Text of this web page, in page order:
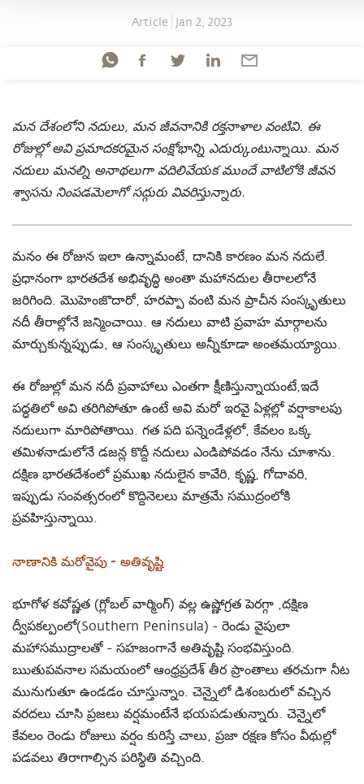
Article Jan 2, 2023
మన దేశంలోని నదులు, మన జీవనానికి రక్తనాళాల వంటివి. ఈ
రోజుల్లో అవి ప్రమాదకరమైన సంక్షోభాన్ని ఎదుర్కుంటున్నాయి. మన
నదులు మనల్ని అనాథలుగా వదిలివేయక ముందే వాటిలోకి జీవన
శ్వాసను నింపడమెలాగో సద్గురు వివరిస్తున్నారు.
మనం ఈ రోజున ఇలా ఉన్నామంటే, దానికి కారణం మన నదులే.
ప్రధానంగా భారతదేశ అభివృద్ధి అంతా మహానదుల తీరాలలోనే
జరిగింది. మొహెంజొదారో, హరప్పా వంటి మన ప్రాచీన సంస్కృతులు
నదీ తీరాల్లోనే జన్మించాయి. ఆ నదులు వాటి ప్రవాహ మార్గాలను
మార్చుకున్నప్పుడు, ఆ సంస్కృతులు అన్నీకూడా అంతమయ్యాయి.
ఈ రోజుల్లో మన నదీ ప్రవాహాలు ఎంతగా క్షీణిస్తున్నాయంటే,ఇదే
పద్ధతిలో అవి తరిగిపోతూ ఉంటే అవి మరో ఇరవై ఏళ్లల్లో వర్షాకాలపు
నదులుగా మారిపోతాయి. గత పది పన్నెండేళ్లలో, కేవలం ఒక్క
తమిళనాడులోనే డజన్ల కొద్దీ నదులు ఎండిపోవడం నేను చూశాను.
దక్షిణ భారతదేశంలో ప్రముఖ నదులైన కావేరి, కృష్ణ, గోదావరి,
ఇప్పుడు సంవత్సరంలో కొద్దినెలలు మాత్రమే సముద్రంలోకి
ప్రవహిస్తున్నాయి.
నాణానికి మరోవైపు - అతివృష్టి
భూగోళ కవోష్ణత (గ్లోబల్ వార్మింగ్) వల్ల ఉష్ణోగ్రత పెరగ్గా ,దక్షిణ
ద్వీపకల్పంలో(Southern Peninsula) - రెండు వైపులా
మహాసముద్రాలతో - సహజంగానే అతివృష్టి సంభవిస్తుంది.
ఋతుపవనాల సమయంలో ఆంధ్రప్రదేశ్‌ తీర ప్రాంతాలు తరచుగా నీట
మునుగుతూ ఉండడం చూస్తున్నాం. చెన్నైలో డిశంబరులో వచ్చిన
వరదలు చూసి ప్రజలు వర్షమంటేనే భయపడుతున్నారు. చెన్నైలో
కేవలం రెండు రోజులు వర్షం కురిస్తే చాలు, ప్రజా రక్షణ కోసం వీథుల్లో
పడవలు తిరాగాల్సిన పరిస్థితి వచ్చింది.